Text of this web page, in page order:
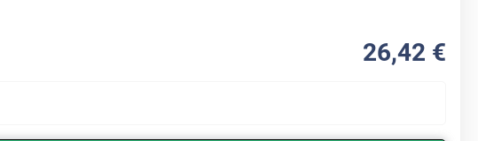
26,42 €